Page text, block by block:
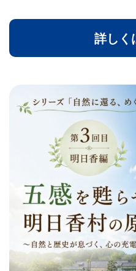
詳しく